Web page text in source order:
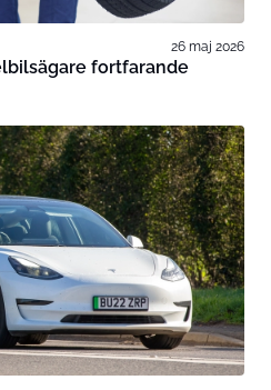
26 maj 2026
fortfarande